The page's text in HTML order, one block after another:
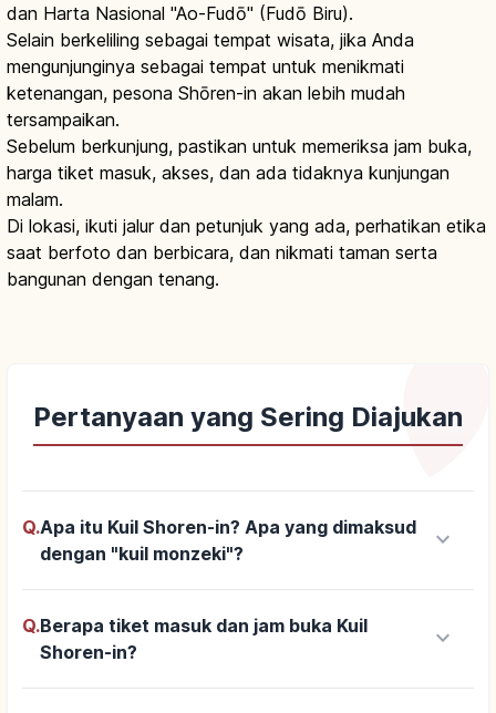
dan Harta Nasional "Ao-Fudō" (Fudō Biru).
Selain berkeliling sebagai tempat wisata, jika Anda
mengunjunginya sebagai tempat untuk menikmati
ketenangan, pesona Shōren-in akan lebih mudah
tersampaikan.
Sebelum berkunjung, pastikan untuk memeriksa jam buka,
harga tiket masuk, akses, dan ada tidaknya kunjungan
malam.
Di lokasi, ikuti jalur dan petunjuk yang ada, perhatikan etika
saat berfoto dan berbicara, dan nikmati taman serta
bangunan dengan tenang.
Pertanyaan yang Sering Diajukan
Q.Apa itu Kuil Shoren-in? Apa yang dimaksud
dengan "kuil monzeki"?
keyboard_arrow_down
Q.Berapa tiket masuk dan jam buka Kuil
Shoren-in?
keyboard_arrow_down